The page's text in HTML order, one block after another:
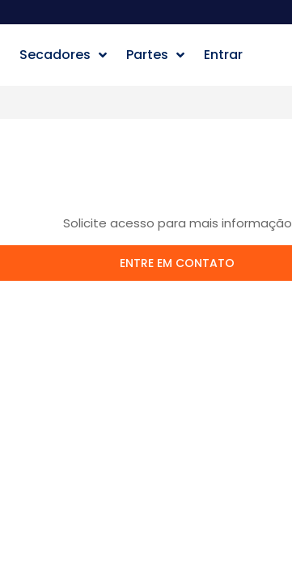
Secadores Partes Entrar
Solicite acesso para mais informação
ENTRE EM CONTATO